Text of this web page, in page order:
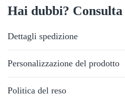
Hai dubbi?
Dettagli spedizione
Personalizzazione del prodotto
Politica del reso